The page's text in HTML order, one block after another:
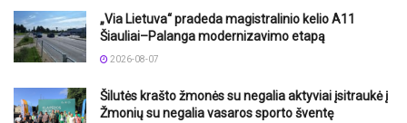
„Via Lietuva“ pradeda magistralinio kelio A11
Šiauliai–Palanga modernizavimo etapą
2026-08-07
Šilutės krašto žmonės su negalia aktyviai įsitraukė į
Žmonių su negalia vasaros sporto šventę